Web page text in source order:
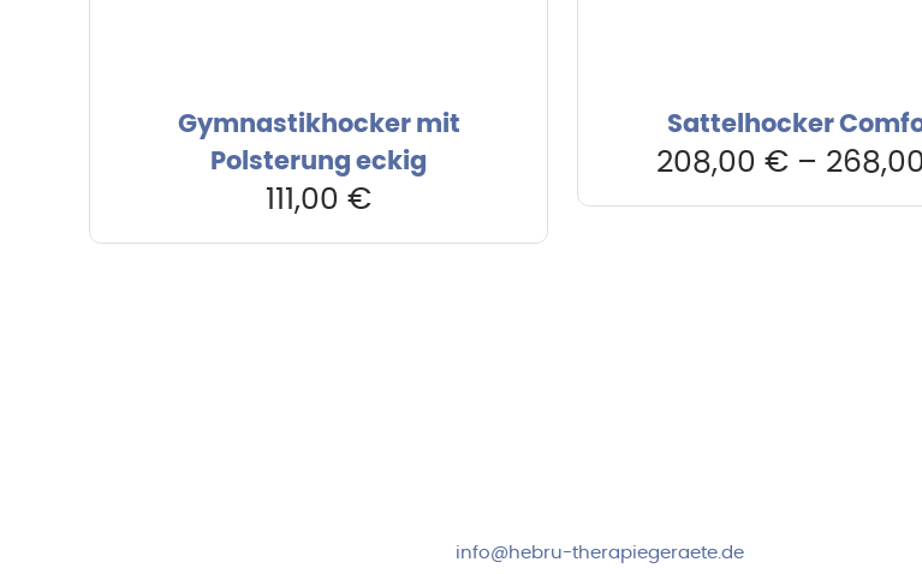
Gymnastikhocker mit
Polsterung eckig
111,00€
Sattelhocker
208,00 €– 268,00
info@hebru-therapiegeraete.de